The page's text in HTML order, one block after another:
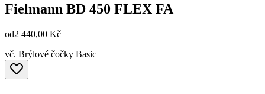
Fielmann BD 450 FLEX FA
od2 440,00 Kč
vč. Brýlové čočky Basic